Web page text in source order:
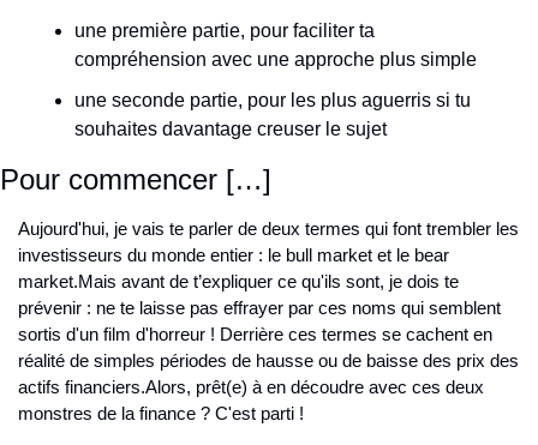
une première partie, pour faciliter ta
compréhension avec une approche plus simple
une seconde partie, pour les plus aguerris si tu
souhaites davantage creuser le sujet
Pour commencer […]
Aujourd'hui, je vais te parler de deux termes qui font trembler les
investisseurs du monde entier : le bull market et le bear
market.Mais avant de t’expliquer ce qu'ils sont, je dois te
prévenir : ne te laisse pas effrayer par ces noms qui semblent
sortis d'un film d'horreur ! Derrière ces termes se cachent en
réalité de simples périodes de hausse ou de baisse des prix des
actifs financiers.Alors, prêt(e) à en découdre avec ces deux
monstres de la finance ? C'est parti !